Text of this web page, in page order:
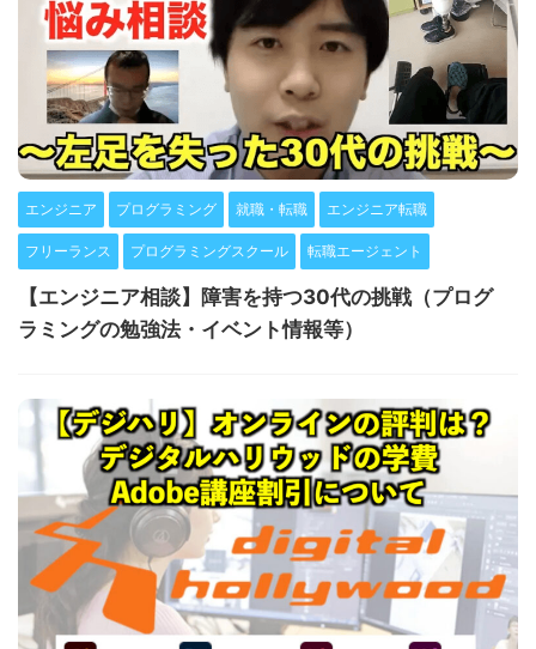
エンジニア プログラミング 就職・転職 エンジニア転職
フリーランス プログラミングスクール 転職エージェント
【エンジニア相談】障害を持つ30代の挑戦（プログ
ラミングの勉強法・イベント情報等）